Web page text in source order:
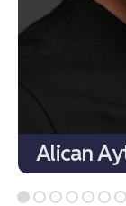
Alican